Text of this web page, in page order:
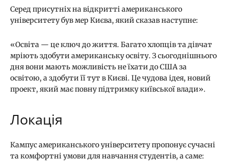
Серед присутніх на відкритті американського
університету був мер Києва, який сказав наступне:
«Освіта — це ключ до життя. Багато хлопців та дівчат
мріють здобути американську освіту. З сьогоднішнього
дня вони мають можливість не їхати до США за
освітою, а здобути її тут в Києві. Це чудова ідея, новий
проект, який має повну підтримку київської влади».
Локація
Кампус американського університету пропонує сучасні
та комфортні умови для навчання студентів, а саме: